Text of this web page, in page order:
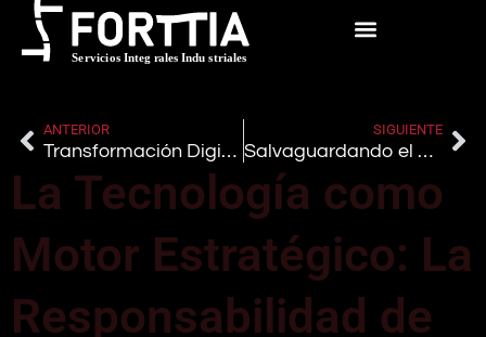
ANTERIOR
Transformación Digital: Más Allá de la Tecnología, una Revolución Empresarial Integral
SIGUIENTE
Salvaguardando el Futuro Empresarial: La Danza Estratégica entre Continuidad del Negocio y Copias de Seguridad
La Tecnología como
Motor Estratégico: La
Responsabilidad de